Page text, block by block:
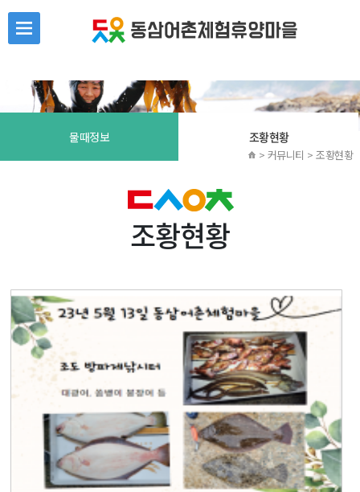
물때정보 조황현황
> 커뮤니티 > 조황현황
조황현황